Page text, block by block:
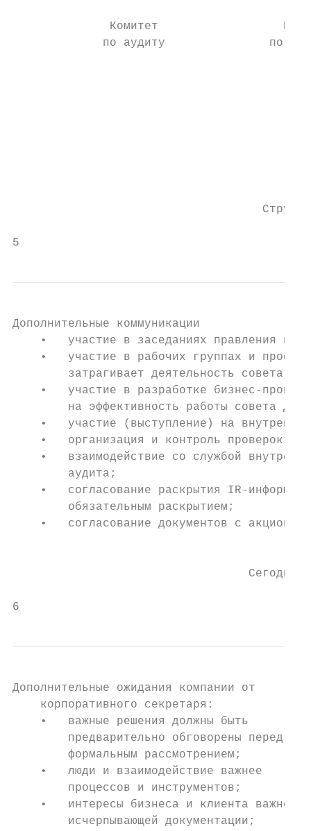
Комитет
по аудиту               по
5
Дополнительные коммуникации
•   участие в заседаниях правления и
•   участие в рабочих группах и
затрагивает деятельность совета
•   участие в разработке бизнес-
на эффективность работы совета
•   участие (выступление) на
•   организация и контроль проверок
•   взаимодействие со службой
        аудита;
•   согласование раскрытия IR-
        обязательным раскрытием;
•   согласование документов с
Сегодня
6
Дополнительные ожидания компании от
    корпоративного секретаря:
    •   важные решения должны быть
        предварительно обговорены перед
        формальным рассмотрением;
    •   люди и взаимодействие важнее
        процессов и инструментов;
    •   интересы бизнеса и клиента важнее
        исчерпывающей документации;